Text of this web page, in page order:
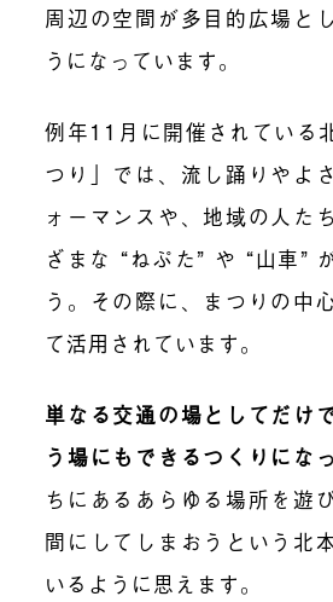
周辺の空間が多目的広場と
うになっています。
例年11月に開催されている
つり」では、流し踊りやよ
ォーマンスや、地域の人た
ざまな “ねぷた” や “山車”
う。その際に、まつりの中
て活用されています。
単なる交通の場としてだけ
う場にもできるつくりにな
ちにあるあらゆる場所を遊
間にしてしまおうという北
いるように思えます。